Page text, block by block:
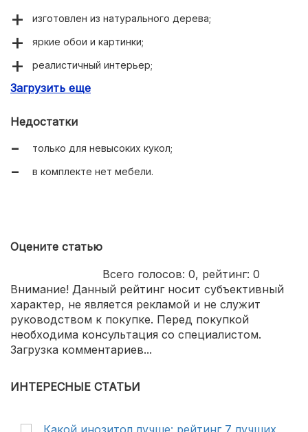
изготовлен из натурального дерева;
яркие обои и картинки;
реалистичный интерьер;
состоит из 67 деталей;
Загрузить еще
Недостатки
только для невысоких кукол;
в комплекте нет мебели.
Оцените статью
Всего голосов: 0, рейтинг: 0
Внимание! Данный рейтинг носит субъективный
характер, не является рекламой и не служит
руководством к покупке. Перед покупкой
необходима консультация со специалистом.
Загрузка комментариев...
ИНТЕРЕСНЫЕ СТАТЬИ